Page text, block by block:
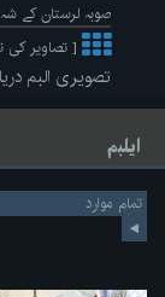
صوبہ لرستان کے
[ تصاویر کی
تصویری البم
ایلبم